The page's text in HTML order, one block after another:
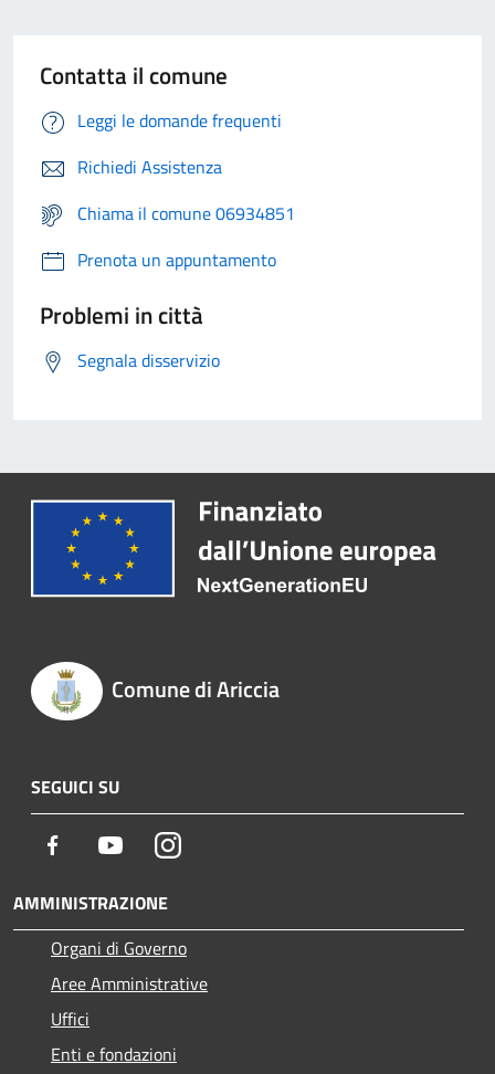
Contatta il comune
Leggi le domande frequenti
Richiedi Assistenza
Chiama il comune 06934851
Prenota un appuntamento
Problemi in città
Segnala disservizio
Comune di Ariccia
SEGUICI SU
Facebook YoutubeInstagram
AMMINISTRAZIONE
Organi di Governo
Aree Amministrative
Uffici
Enti e fondazioni